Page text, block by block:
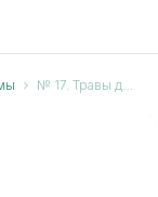
№ 17. Травы для щитовидки